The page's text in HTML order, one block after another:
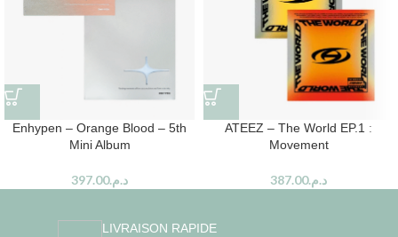
Enhypen – Orange Blood – 5th
Mini Album
د.م.397.00
ATEEZ – The World EP.1 :
Movement
د.م.387.00
LIVRAISON RAPIDE